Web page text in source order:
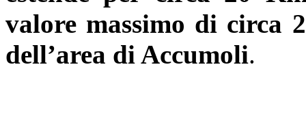
valore massimo di circa
dell’area di Accumoli.